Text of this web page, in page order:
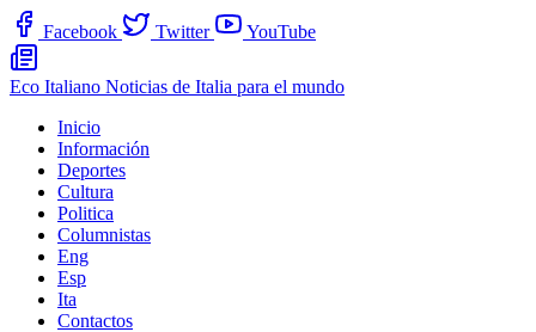
Facebook Twitter YouTube
Eco Italiano Noticias de Italia para el mundo
Inicio
Información
Deportes
Cultura
Politica
Columnistas
Eng
Esp
Ita
Contactos